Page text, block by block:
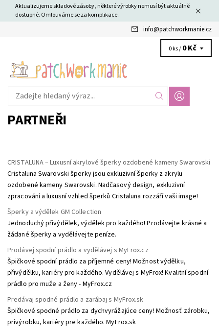
Aktualizujeme skladové zásoby, některé výrobky nemusí být aktuálně
dostupné. Omlouváme se za komplikace.
info@patchworkmanie.cz
0 ks / 0 Kč
PARTNEŘI
CRISTALUNA – Luxusní akrylové šperky ozdobené kameny Swarovski
Cristaluna Swarovski šperky jsou exkluzivní šperky z akrylu
ozdobené kameny Swarovski. Nadčasový design, exkluzivní
zpracování a luxusní vzhled šperků Cristaluna rozzáří vaši image!
Šperky a výdělek GM Collection
Jednoduchý přivýdělek, výdělek pro každého! Prodávejte krásné a
žádané šperky a vydělávejte peníze.
Prodávej spodní prádlo a vydělávej s MyFrox.cz
Špičkové spodní prádlo za příjemné ceny! Možnost výdělku,
přivýdělku, kariéry pro každého. Vydělávej s MyFrox! Kvalitní spodní
prádlo pro muže a ženy - MyFrox.cz
Predávaj spodné prádlo a zarábaj s MyFrox.sk
Špičkové spodné prádlo za dychvyrážajúce ceny! Možnosť zárobku,
privýrobku, kariéry pre každého. MyFrox.sk